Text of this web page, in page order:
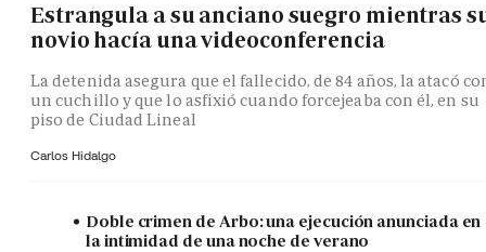
Estrangula a su anciano suegro mientras
novio hacía una videoconferencia
La detenida asegura que el fallecido, de 84 años, la atacó
un cuchillo y que lo asfixió cuando forcejeaba con él, en su
piso de Ciudad Lineal
Carlos Hidalgo
Doble crimen de Arbo: una ejecución anunciada en
la intimidad de una noche de verano